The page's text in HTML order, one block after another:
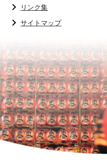
リンク集
サイトマップ